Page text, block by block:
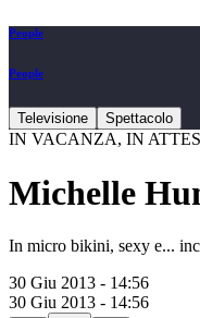
People
People
Televisione Spettacolo
IN VACANZA, IN
Michelle
In micro bikini, sexy e...
30 Giu 2013 - 14:56
30 Giu 2013 - 14:56